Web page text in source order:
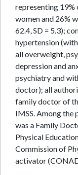
representing 19%
women and 26%
62.4, SD = 5.3);
hypertension
all overweight,
depression and
psychiatry and
doctor); all
family doctor of
IMSS. Among the
was a Family
Physical
Commission of
activator